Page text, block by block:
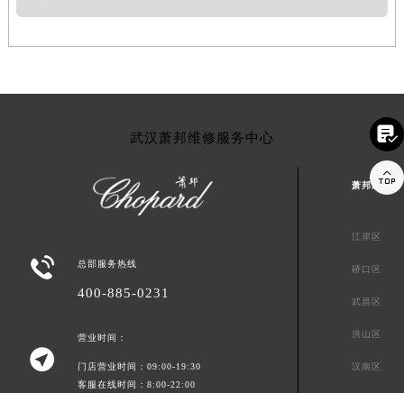
武汉萧邦维修服务中心
 总部服务热线
400-885-0231

营业时间：
门店营业时间：09:00-19:30
客服在线时间：8:00-22:00
萧邦武汉市
江岸区
硚口区
武昌区
洪山区
汉南区

